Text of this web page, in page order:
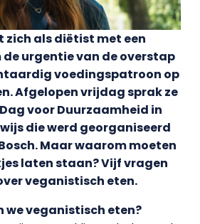
zich als diëtist met een
urgentie van de overstap
voedingspatroon op
Afgelopen vrijdag sprak ze
voor Duurzaamheid in
die werd georganiseerd
Maar waarom moeten
laten staan? Vijf vragen
veganistisch eten.
we veganistisch eten?